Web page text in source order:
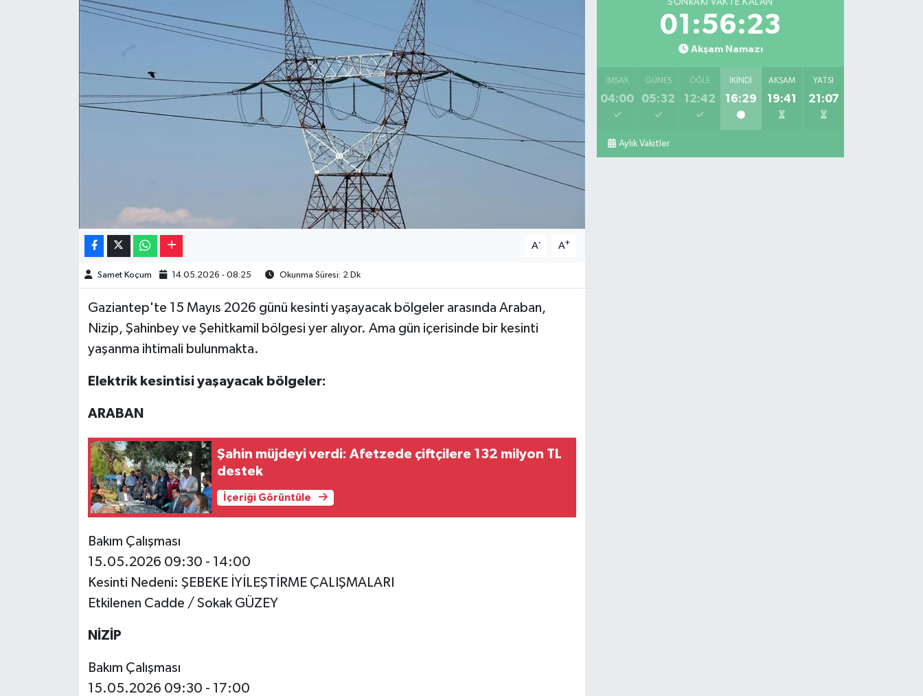
A- A+
Samet Koçum 14.05.2026 - 08:25 Okunma Süresi: 2 Dk
Gaziantep'te 15 Mayıs 2026 günü kesinti yaşayacak bölgeler arasında Araban,
Nizip, Şahinbey ve Şehitkamil bölgesi yer alıyor. Ama gün içerisinde bir kesinti
yaşanma ihtimali bulunmakta.
Elektrik kesintisi yaşayacak bölgeler:
ARABAN
Şahin müjdeyi verdi: Afetzede çiftçilere 132 milyon TL
destek
İçeriği Görüntüle
Bakım Çalışması
15.05.2026 09:30 - 14:00
Kesinti Nedeni: ŞEBEKE İYİLEŞTİRME ÇALIŞMALARI
Etkilenen Cadde / Sokak GÜZEY
NİZİP
Bakım Çalışması
15.05.2026 09:30 - 17:00
SONRAKI VAKTE KALAN
01:56:22
Akşam Namazı
İMSAK
04:00
GÜNEŞ
05:32
ÖĞLE
12:42
İKINDI
16:29
AKŞAM
19:41
YATSI
21:07
Aylık Vakitler
Resmi İlanlar
Teknoloji
Yeme-İçme